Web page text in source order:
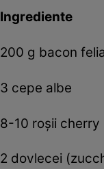
Ingrediente
200 g bacon
3 cepe albe
8-10 roşii cherry
2 dovlecei